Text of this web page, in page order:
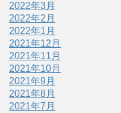
2022年3月
2022年2月
2022年1月
2021年12月
2021年11月
2021年10月
2021年9月
2021年8月
2021年7月